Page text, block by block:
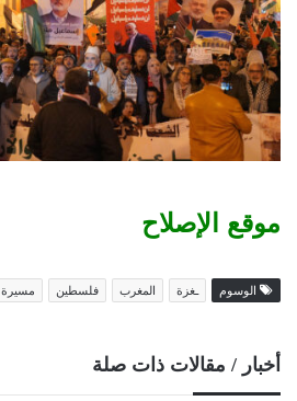
موقع الإصلاح
الوسوم ـغزة المغرب فلسطين مسيرة
أخبار / مقالات ذات صلة